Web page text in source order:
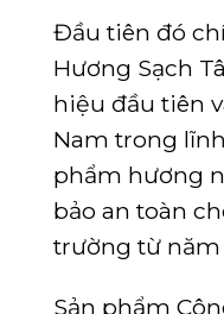
Đầu tiên đó
Hương Sạch
hiệu đầu tiên
Nam trong
phẩm hương
bảo an toàn
trường từ năm
Sản phẩm